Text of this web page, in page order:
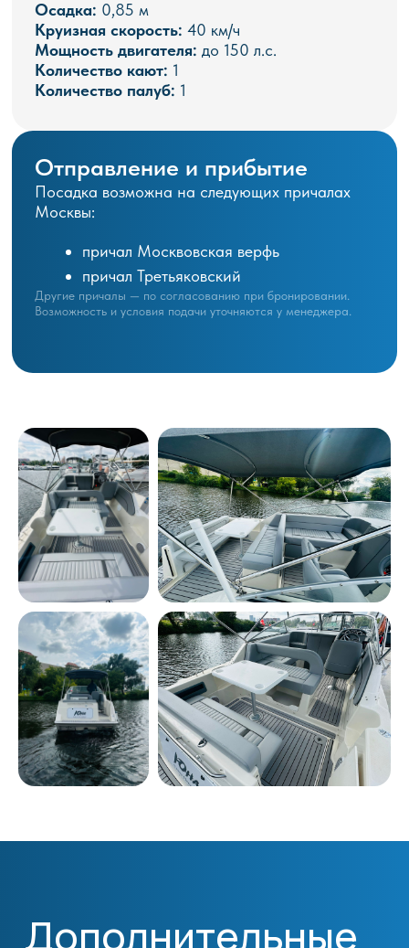
Дополнительные
услуги
Возьмем все хлопоты организации на себя
Трансфер до яхты Услуги фотографа
Оформление цветами Музыканты
Кейтеринг
Организуем кейтеринг и закупку напитков
для вашего мероприятия на яхте. Подберём
меню с учётом ваших пожеланий: закуски,
горячие блюда, десерты и напитки —
от коктейлей до вина.
и общением с гостями.